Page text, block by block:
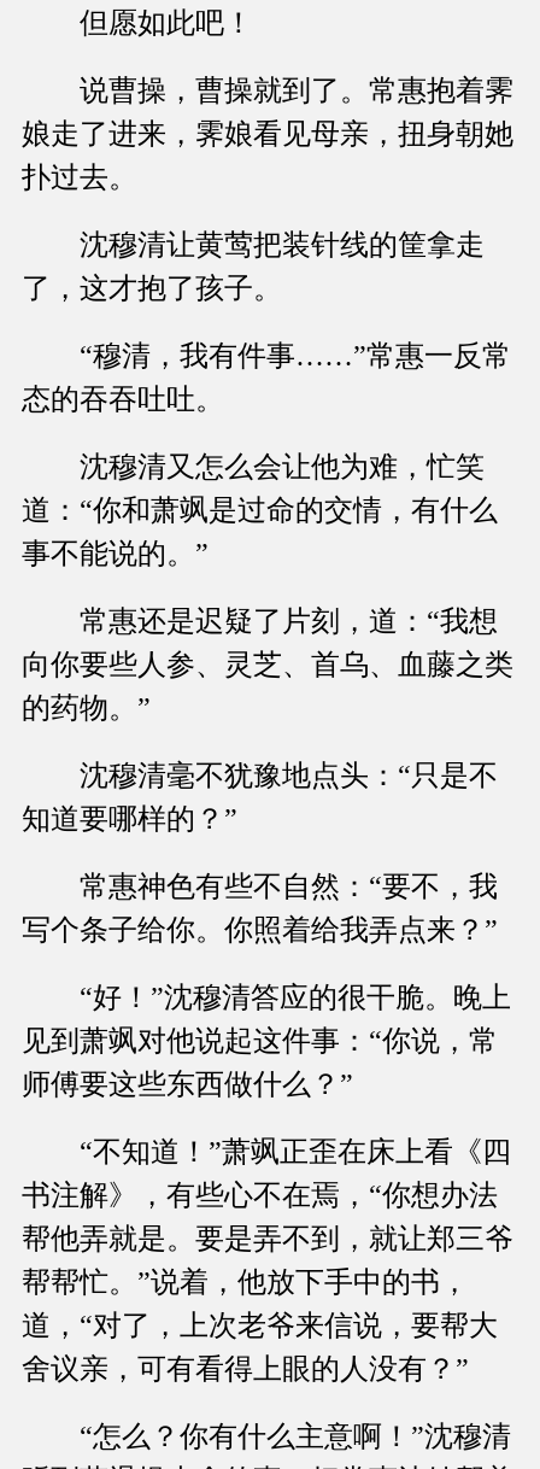
但愿如此吧！
说曹操，曹操就到了。常惠抱着霁
娘走了进来，霁娘看见母亲，扭身朝她
扑过去。
沈穆清让黄莺把装针线的筐拿走
了，这才抱了孩子。
“穆清，我有件事……”常惠一反常
态的吞吞吐吐。
沈穆清又怎么会让他为难，忙笑
道：“你和萧飒是过命的交情，有什么
事不能说的。”
常惠还是迟疑了片刻，道：“我想
向你要些人参、灵芝、首乌、血藤之类
的药物。”
沈穆清毫不犹豫地点头：“只是不
知道要哪样的？”
常惠神色有些不自然：“要不，我
写个条子给你。你照着给我弄点来？”
“好！”沈穆清答应的很干脆。晚上
见到萧飒对他说起这件事：“你说，常
师傅要这些东西做什么？”
“不知道！”萧飒正歪在床上看《四
书注解》，有些心不在焉，“你想办法
帮他弄就是。要是弄不到，就让郑三爷
帮帮忙。”说着，他放下手中的书，
道，“对了，上次老爷来信说，要帮大
舍议亲，可有看得上眼的人没有？”
“怎么？你有什么主意啊！”沈穆清